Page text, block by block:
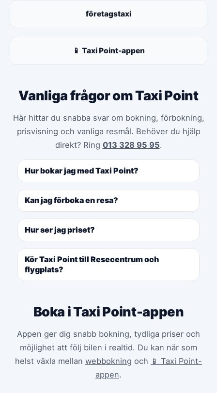
företagstaxi
📱 Taxi Point-appen
Vanliga frågor om Taxi Point
Här hittar du snabba svar om bokning, förbokning,
prisvisning och vanliga resmål. Behöver du hjälp
direkt? Ring 013 328 95 95.
Hur bokar jag med Taxi Point?
Kan jag förboka en resa?
Hur ser jag priset?
Kör Taxi Point till Resecentrum och
flygplats?
Boka i Taxi Point-appen
Appen ger dig snabb bokning, tydliga priser och
möjlighet att följ bilen i realtid. Du kan när som
helst växla mellan webbokning och 📱 Taxi Point-
appen.